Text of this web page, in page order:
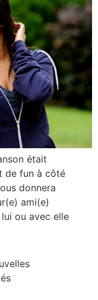
était
de fun à côté
donnera
ami(e)
ou avec elle